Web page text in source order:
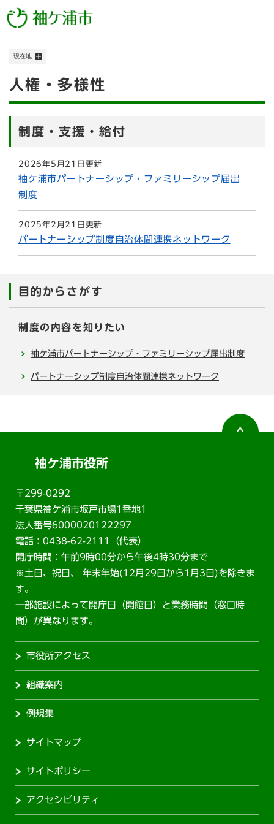
ー
メニューを飛ばして本文へ
現在地
本
人権・多様性
制度・支援・給付
2026年5月21日更新
袖ケ浦市パートナーシップ・ファミリーシップ届出
制度
2025年2月21日更新
パートナーシップ制度自治体間連携ネットワーク
目的からさがす
制度の内容を知りたい
袖ケ浦市パートナーシップ・ファミリーシップ届出制度
パートナーシップ制度自治体間連携ネットワーク
袖ケ浦市役所
〒299-0292
千葉県袖ケ浦市坂戸市場1番地1
法人番号6000020122297
電話：0438-62-2111（代表）
開庁時間：午前9時00分から午後4時30分まで
※土日、祝日、 年末年始(12月29日から1月3日)を除きま
す。
一部施設によって開庁日（開館日）と業務時間（窓口時
間）が異なります。
市役所アクセス
組織案内
例規集
サイトマップ
サイトポリシー
アクセシビリティ